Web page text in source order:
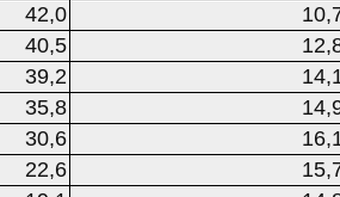
42,0
40,5
39,2
35,8
30,6
22,6